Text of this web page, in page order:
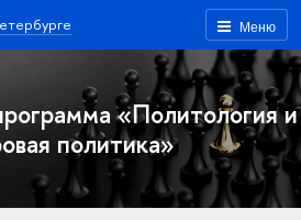
Меню
«Политология и
политика»